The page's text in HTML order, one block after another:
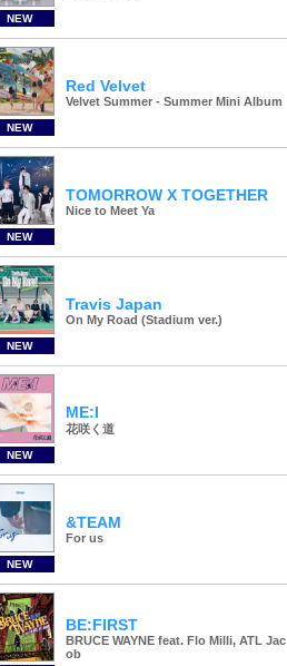
NEW
NEW
Red Velvet
Velvet Summer - Summer Mini Album
NEW
TOMORROW X TOGETHER
Nice to Meet Ya
NEW
Travis Japan
On My Road (Stadium ver.)
NEW
ME:I
花咲く道
NEW
&TEAM
For us
BE:FIRST
BRUCE WAYNE feat. Flo Milli, ATL Jac
ob